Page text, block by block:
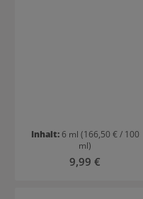
Inhalt: 6 ml (166,50 € / 100
ml)
Regulärer Preis:
9,99 €